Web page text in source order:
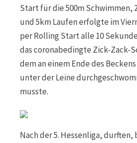
Start für die 500m Schwimmen,
und 5km Laufen erfolgte im
per Rolling Start alle 10
das coronabedingte Zick-Zack-
dem an einem Ende des
unter der Leine
musste.
Nach der 5. Hessenliga, durften,